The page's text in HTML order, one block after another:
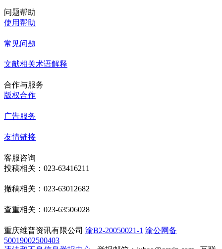
问题帮助
使用帮助
常见问题
文献相关术语解释
合作与服务
版权合作
广告服务
友情链接
客服咨询
投稿相关：023-63416211
撤稿相关：023-63012682
查重相关：023-63506028
重庆维普资讯有限公司 渝B2-20050021-1 渝公网备
50019002500403